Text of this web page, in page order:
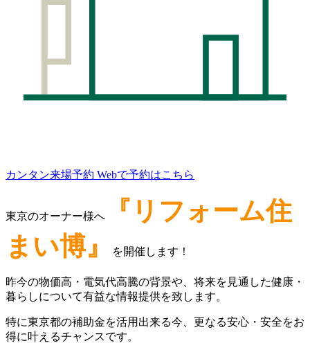
カンタン来場予約 Webで予約はこちら
東京のオーナー様へ
『リフォーム住
まい博』
を開催します！
昨今の物価高・電気代高騰の背景や、将来を見通した健康・
暮らしについて有益な情報提供を致します。
特に東京都の補助金を活用出来る今、更なる安心・安全をお
得に叶えるチャンスです。